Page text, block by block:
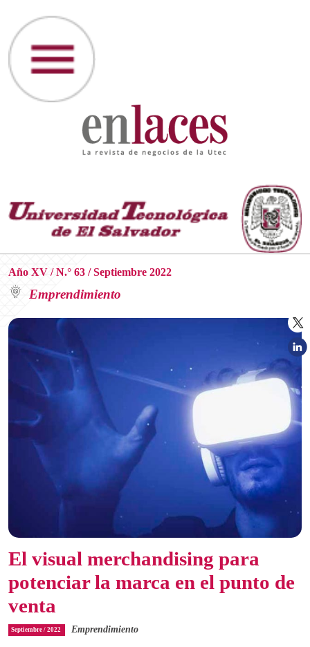
Año XV / N.° 63 / Septiembre 2022
Emprendimiento
El visual merchandising para
potenciar la marca en el punto de
venta
Septiembre / 2022 Emprendimiento